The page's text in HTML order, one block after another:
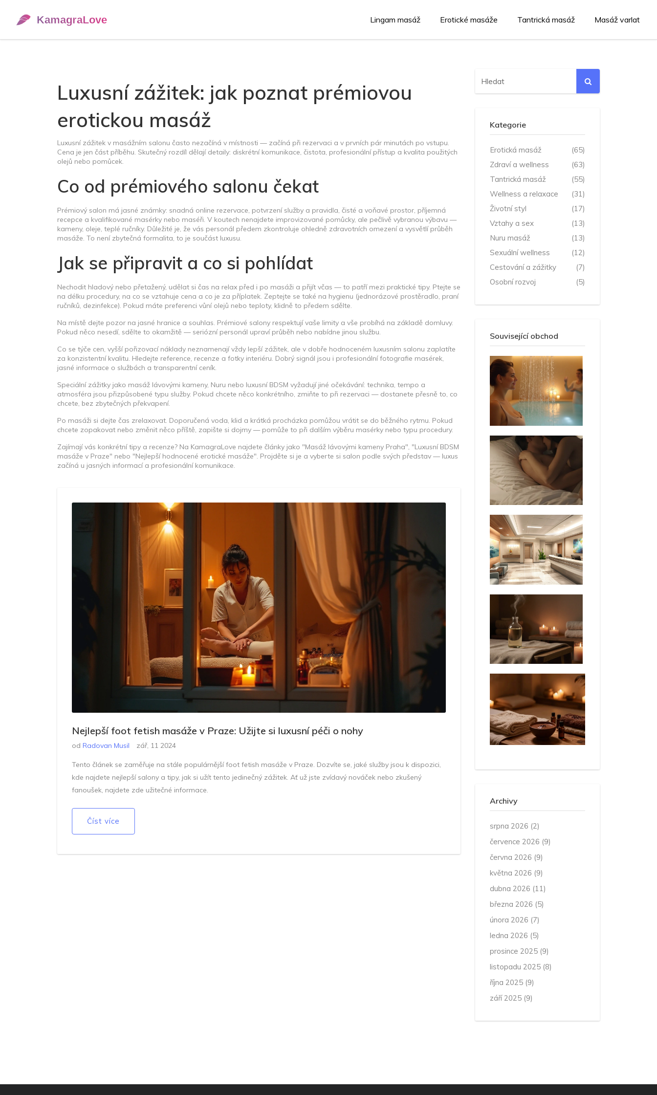
Lingam masáž Erotické masáže Tantrická masáž Masáž varlat
Luxusní zážitek: jak poznat prémiovou
erotickou masáž
Luxusní zážitek v masážním salonu často nezačíná v místnosti — začíná při rezervaci a v prvních pár minutách po vstupu.
Cena je jen část příběhu. Skutečný rozdíl dělají detaily: diskrétní komunikace, čistota, profesionální přístup a kvalita použitých
olejů nebo pomůcek.
Co od prémiového salonu čekat
Prémiový salon má jasné známky: snadná online rezervace, potvrzení služby a pravidla, čisté a voňavé prostor, příjemná
recepce a kvalifikované masérky nebo maséři. V koutech nenajdete improvizované pomůcky, ale pečlivě vybranou výbavu —
kameny, oleje, teplé ručníky. Důležité je, že vás personál předem zkontroluje ohledně zdravotních omezení a vysvětlí průběh
masáže. To není zbytečná formalita, to je součást luxusu.
Jak se připravit a co si pohlídat
Nechodit hladový nebo přetažený, udělat si čas na relax před i po masáži a přijít včas — to patří mezi praktické tipy. Ptejte se
na délku procedury, na co se vztahuje cena a co je za příplatek. Zeptejte se také na hygienu (jednorázové prostěradlo, praní
ručníků, dezinfekce). Pokud máte preferenci vůní olejů nebo teploty, klidně to předem sdělte.
Na místě dejte pozor na jasné hranice a souhlas. Prémiové salony respektují vaše limity a vše probíhá na základě domluvy.
Pokud něco nesedí, sdělte to okamžitě — seriózní personál upraví průběh nebo nabídne jinou službu.
Co se týče cen, vyšší pořizovací náklady neznamenají vždy lepší zážitek, ale v dobře hodnoceném luxusním salonu zaplatíte
za konzistentní kvalitu. Hledejte reference, recenze a fotky interiéru. Dobrý signál jsou i profesionální fotografie masérek,
jasné informace o službách a transparentní ceník.
Speciální zážitky jako masáž lávovými kameny, Nuru nebo luxusní BDSM vyžadují jiné očekávání: technika, tempo a
atmosféra jsou přizpůsobené typu služby. Pokud chcete něco konkrétního, zmiňte to při rezervaci — dostanete přesně to, co
chcete, bez zbytečných překvapení.
Po masáži si dejte čas zrelaxovat. Doporučená voda, klid a krátká procházka pomůžou vrátit se do běžného rytmu. Pokud
chcete zopakovat nebo změnit něco příště, zapište si dojmy — pomůže to při dalším výběru masérky nebo typu procedury.
Zajímají vás konkrétní tipy a recenze? Na KamagraLove najdete články jako "Masáž lávovými kameny Praha", "Luxusní BDSM
masáže v Praze" nebo "Nejlepší hodnocené erotické masáže". Projděte si je a vyberte si salon podle svých představ — luxus
začíná u jasných informací a profesionální komunikace.
Nejlepší foot fetish masáže v Praze: Užijte si luxusní péči o nohy
od Radovan Musil zář, 11 2024
Tento článek se zaměřuje na stále populárnější foot fetish masáže v Praze. Dozvíte se, jaké služby jsou k dispozici,
kde najdete nejlepší salony a tipy, jak si užít tento jedinečný zážitek. Ať už jste zvídavý nováček nebo zkušený
fanoušek, najdete zde užitečné informace.
Číst více
Kategorie
Erotická masáž
(65)
Zdraví a wellness
(63)
Tantrická masáž
(55)
Wellness a relaxace
(31)
Životní styl
(17)
Vztahy a sex
(13)
Nuru masáž
(13)
Sexuální wellness
(12)
Cestování a zážitky
(7)
Osobní rozvoj
(5)
Související obchod
Archivy
srpna 2026 (2)
července 2026 (9)
června 2026 (9)
května 2026 (9)
dubna 2026 (11)
března 2026 (5)
února 2026 (7)
ledna 2026 (5)
prosince 2025 (9)
listopadu 2025 (8)
října 2025 (9)
září 2025 (9)